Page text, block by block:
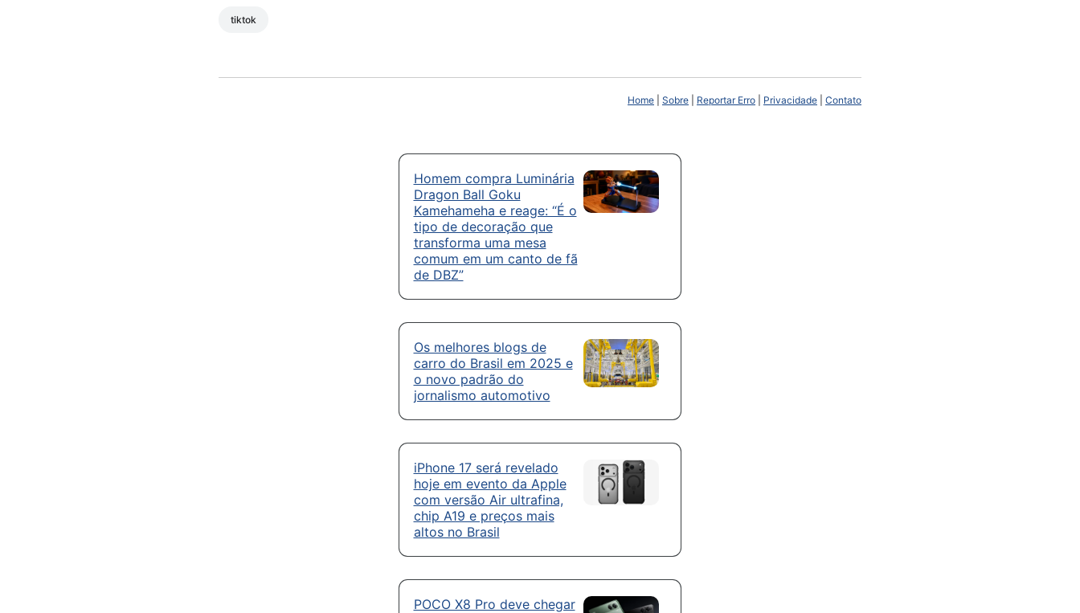
tiktok
Home Sobre Reportar Erro Privacidade Contato
Homem compra Luminária
Dragon Ball Goku
Kamehameha e reage: “É o
tipo de decoração que
transforma uma mesa
comum em um canto de fã
de DBZ”
Os melhores blogs de
carro do Brasil em 2025 e
o novo padrão do
jornalismo automotivo
iPhone 17 será revelado
hoje em evento da Apple
com versão Air ultrafina,
chip A19 e preços mais
altos no Brasil
POCO X8 Pro deve chegar